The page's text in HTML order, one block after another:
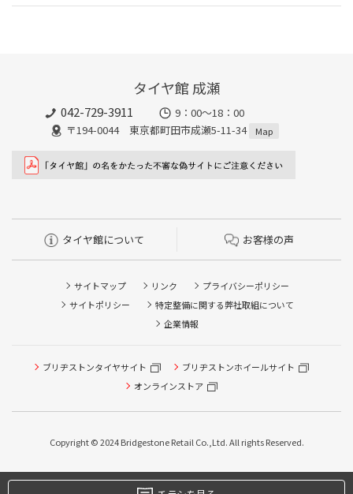
タイヤ館 成瀬
042-729-3911
9：00～18：00
〒194-0044 東京都町田市成瀬5-11-34
Map
タイヤ館について お客様の声
サイトマップ リンク
プライバシーポリシー
サイトポリシー
特定整備に関する弊社取組について
企業情報
ブリヂストンタイヤサイト
ブリヂストンホイールサイト
オンラインストア
Copyright © 2024 Bridgestone Retail Co.,Ltd. All rights Reserved.